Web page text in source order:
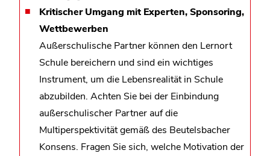
Kritischer Umgang mit Experten, Sponsoring,
Wettbewerben
Außerschulische Partner können den Lernort
Schule bereichern und sind ein wichtiges
Instrument, um die Lebensrealität in Schule
abzubilden. Achten Sie bei der Einbindung
außerschulischer Partner auf die
Multiperspektivität gemäß des Beutelsbacher
Konsens. Fragen Sie sich, welche Motivation der